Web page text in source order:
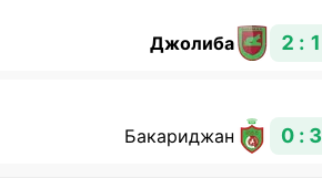
Джолиба 2 : 1
Бакариджан 0 : 3